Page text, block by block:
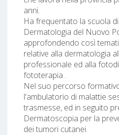
anni.
Ha frequentato la scuola
Dermatologia del Nuovo
approfondendo così
relative alla dermatologia
professionale ed alla
fototerapia .
Nel suo percorso
l'ambulatorio di malattie
trasmesse, ed in seguito
Dermatoscopia per la
dei tumori cutanei.